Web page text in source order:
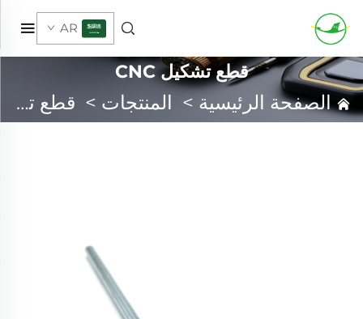
AR
قطع تشكيل CNC
الصفحة الرئيسية > المنتجات > قطع تشكيل CNC